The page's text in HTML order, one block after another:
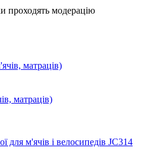
проходять модерацію
матраців)